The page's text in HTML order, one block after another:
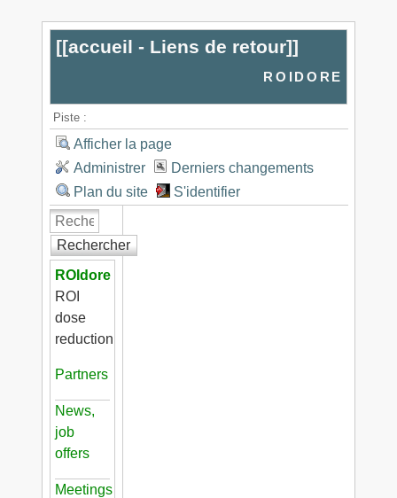
[[accueil - Liens de retour]]
roidore
Piste :
Afficher la page
Administrer
Derniers changements
Plan du site
S'identifier
Rechercher
ROIdore
ROI
dose
reduction
Partners
News,
job
offers
Meetings